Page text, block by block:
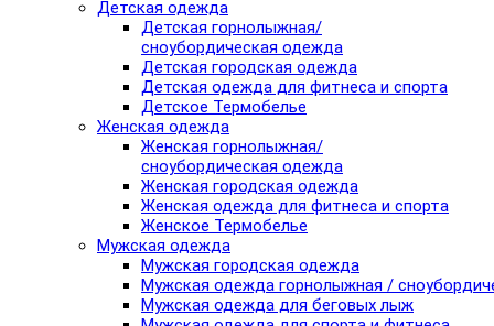
Детская одежда
Детская горнолыжная/
сноубордическая одежда
Детская городская одежда
Детская одежда для фитнеса и спорта
Детское Термобелье
Женская одежда
Женская горнолыжная/
сноубордическая одежда
Женская городская одежда
Женская одежда для фитнеса и спорта
Женское Термобелье
Мужская одежда
Мужская городская одежда
Мужская одежда горнолыжная /
Мужская одежда для беговых лыж